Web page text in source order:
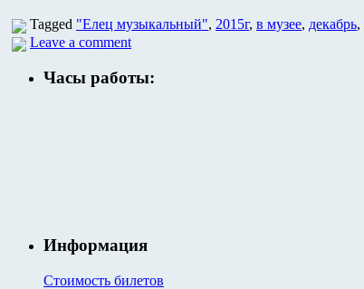
Tagged "Елец музыкальный", 2015г, в музее, декабрь,
Leave a comment
Часы работы:
Информация
Стоимость билетов